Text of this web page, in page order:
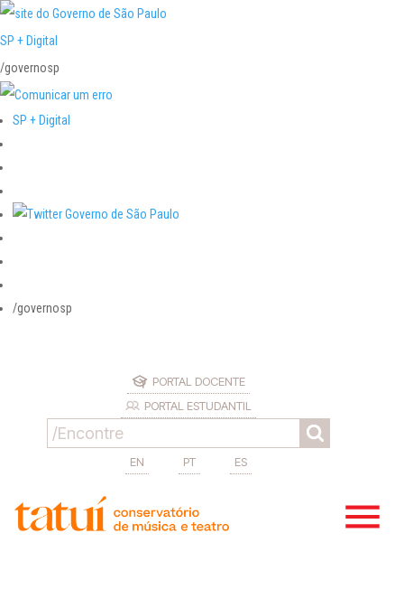
SP + Digital
/governosp
SP + Digital
/governosp
PORTAL DOCENTE
PORTAL ESTUDANTIL
EN PT ES